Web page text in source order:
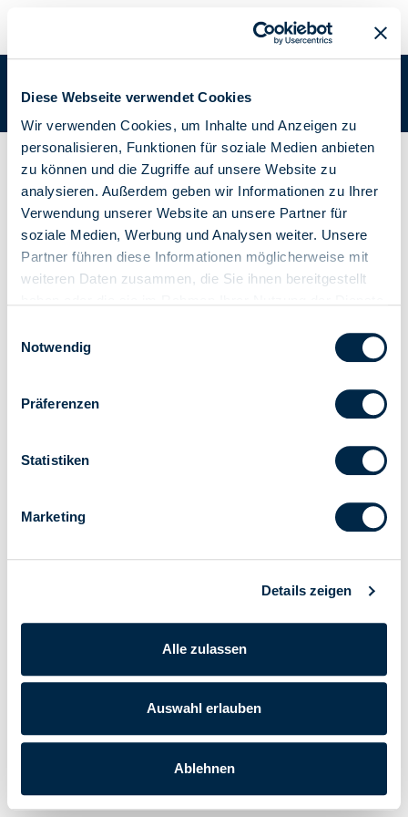
Diese Webseite verwendet Cookies
Wir verwenden Cookies, um Inhalte und Anzeigen zu
personalisieren, Funktionen für soziale Medien anbieten
zu können und die Zugriffe auf unsere Website zu
analysieren. Außerdem geben wir Informationen zu Ihrer
Verwendung unserer Website an unsere Partner für
soziale Medien, Werbung und Analysen weiter. Unsere
Partner führen diese Informationen möglicherweise mit
weiteren Daten zusammen, die Sie ihnen bereitgestellt
Notwendig
Präferenzen
Statistiken
Marketing
Details zeigen
Alle zulassen
Auswahl erlauben
Ablehnen
Sie befinden sich in:Academy/Academy Dokumente
Befehls- und Zentralisierungsbusmodul für Markisen
(Tastfeld)
BLUE BUS TDS
Cherubini S.p.A. | USt - IdNr. IT 00622080984 |
Unternehmensdaten | Datenschutz-Bestimmungen | Cookie